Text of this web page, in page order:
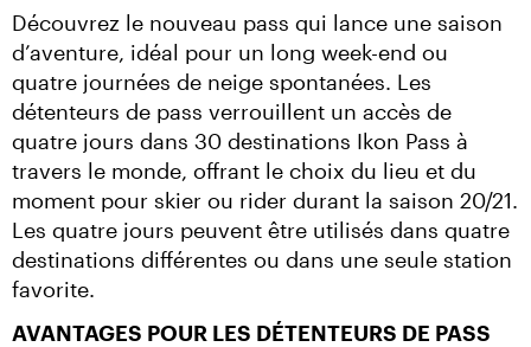
Découvrez le nouveau pass qui lance une saison
d’aventure, idéal pour un long week-end ou
quatre journées de neige spontanées. Les
détenteurs de pass verrouillent un accès de
quatre jours dans 30 destinations Ikon Pass à
travers le monde, offrant le choix du lieu et du
moment pour skier ou rider durant la saison 20/21.
Les quatre jours peuvent être utilisés dans quatre
destinations différentes ou dans une seule station
favorite.
AVANTAGES POUR LES DÉTENTEURS DE PASS